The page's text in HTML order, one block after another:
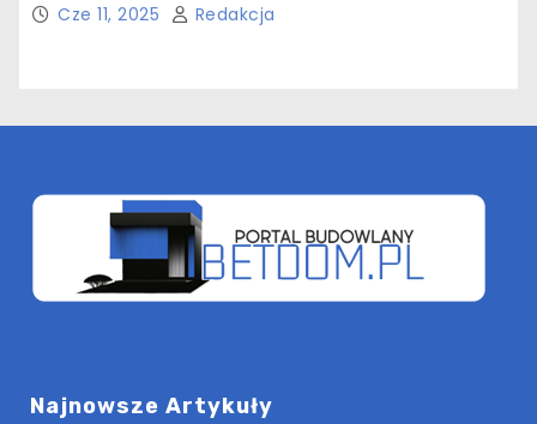
Cze 11, 2025 Redakcja
Najnowsze Artykuły